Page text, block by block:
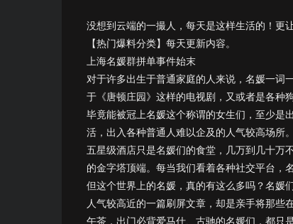
没想到云端的一撮人，每天是这样生活的！更
【热门爆料分类】每天更新内容。
上海名媛群拼单事件始末
对于许多出生于普通家庭的人来说，名媛一词
于《唐顿庄园》这样的电视剧，又或者是各种
毕竟能被冠上名媛这个称谓的女生们，至少是
活，出入各种普通人难以企及的人气较高场所。
五星级酒店只是名媛们的食堂，几万到几十万
的金字塔顶端。每当我们看着各种社交平台，
但这个世界上的名媛，真的有这么多吗？名媛
人气较高近的一篇刷屏文章，却是亲手将那些
午茶，出门必背爱马仕、古驰的名媛们，都只